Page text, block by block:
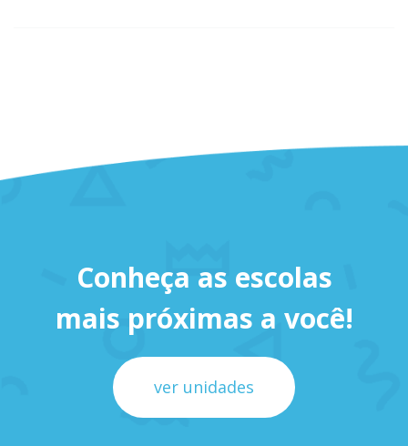
Conheça as escolas
mais próximas a você!
ver unidades